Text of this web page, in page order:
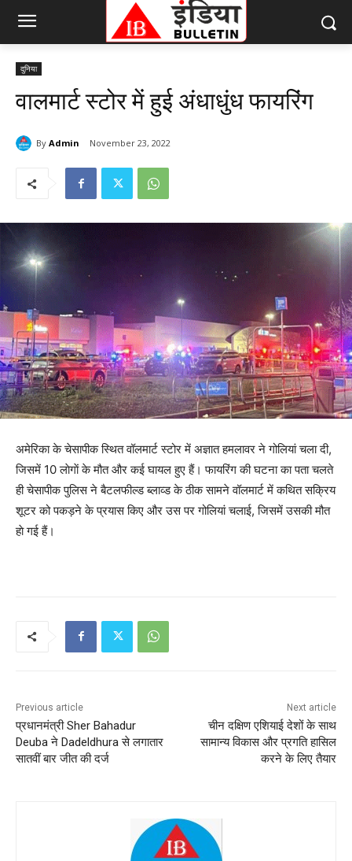
दुनिया
वालमार्ट स्टोर में हुई अंधाधुंध फायरिंग
By Admin November 23, 2022
अमेरिका के चेसापीक स्थित वॉलमार्ट स्टोर में अज्ञात हमलावर ने गोलियां चला दी,
जिसमें 10 लाेगाें के मौत और कई घायल हुए हैं। फायरिंग की घटना का पता चलते
ही चेसापीक पुलिस ने बैटलफील्ड ब्लाव्ड के ठीक सामने वॉलमार्ट में कथित सक्रिय
शूटर को पकड़ने के प्रयास किए और उस पर गोलियां चलाई, जिसमें उसकी मौत
हाे गई हैं।
Previous article
प्रधानमंत्री Sher Bahadur
Deuba ने Dadeldhura से लगातार
सातवीं बार जीत की दर्ज
Next article
चीन दक्षिण एशियाई देशों के साथ
सामान्य विकास और प्रगति हासिल
करने के लिए तैयार